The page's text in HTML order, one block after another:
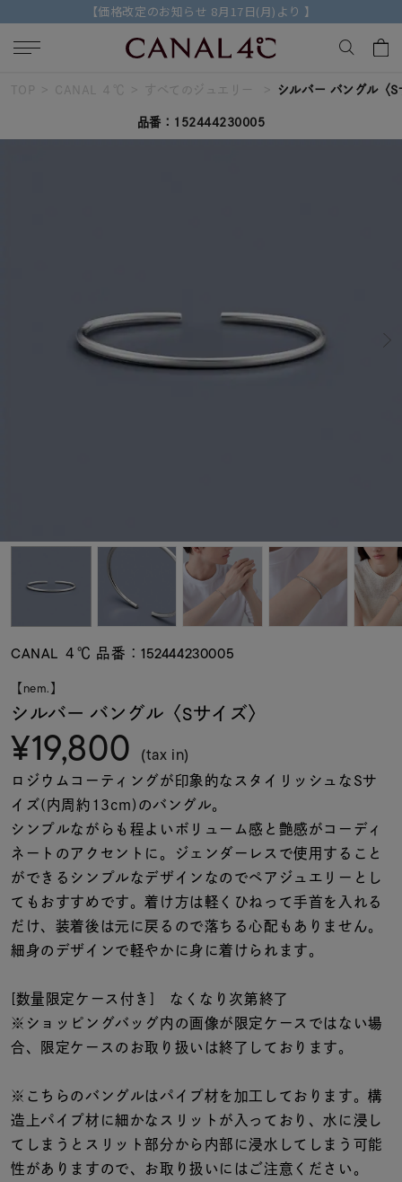
【2026 AUTUMN COLLECTION】特典付きの先行予約受付中
キーワードで検索する
Canal４℃
ト
着用シーン
コレクション
レディース
リングサイズ
メンズ
リングサイズ
～
価格 ¥0
在庫 在庫ありのみ すべて表示
TOP CANAL ４℃ すべてのジュエリー シルバー バングル〈
品番：152444230005
CANAL ４℃ 品番：152444230005
【nem.】
シルバー バングル〈Sサイズ〉
¥19,800 (tax in)
ロジウムコーティングが印象的なスタイリッシュなSサ
イズ(内周約13cm)のバングル。
シンプルながらも程よいボリューム感と艶感がコーディ
ネートのアクセントに。ジェンダーレスで使用すること
ができるシンプルなデザインなのでペアジュエリーとし
てもおすすめです。着け方は軽くひねって手首を入れる
だけ、装着後は元に戻るので落ちる心配もありません。
細身のデザインで軽やかに身に着けられます。
[数量限定ケース付き] なくなり次第終了
※ショッピングバッグ内の画像が限定ケースではない場
合、限定ケースのお取り扱いは終了しております。
※こちらのバングルはパイプ材を加工しております。構
造上パイプ材に細かなスリットが入っており、水に浸し
てしまうとスリット部分から内部に浸水してしまう可能
性がありますので、お取り扱いにはご注意ください。